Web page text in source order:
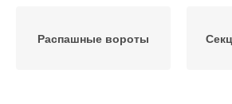
Распашные вороты